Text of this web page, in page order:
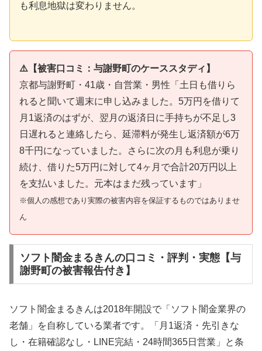
も利息地獄は変わりません。
⚠️【被害口コミ：与謝野町のケーススタディ】
京都与謝野町・41歳・自営業・男性「土日も借りら
れると聞いて週末に申し込みました。5万円を借りて
月1返済のはずが、翌月の返済日に手持ちが不足し3
日遅れると連絡したら、延滞料が発生し返済額が6万
8千円になっていました。さらに次の月も利息が乗り
続け、借りた5万円に対して4ヶ月で合計20万円以上
を支払いました。元本はまだ残っています」
※個人の感想であり実際の被害内容を保証するものではありませ
ん
ソフト闇金まるきんの口コミ・評判・実態【与
謝野町の被害報告付き】
ソフト闇金まるきんは2018年開設で「ソフト闇金業界の
老舗」を自称している業者です。「月1返済・先引きな
し・在籍確認なし・LINE完結・24時間365日営業」と条